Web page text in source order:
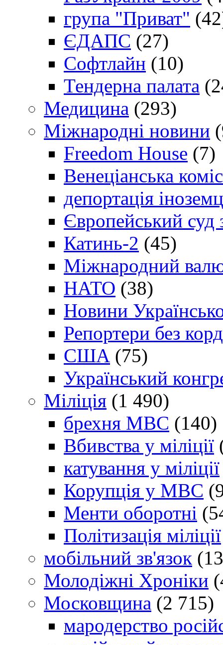
група "Приват"
ЄДАПС (27)
Софтлайн (10)
Тендерна палата
Медицина (293)
Міжнародні новини
Freedom House (7)
Венеціанська
депортація
Європейський
Катинь-2 (45)
Міжнародний
НАТО (38)
Новини
Репортери без
США (75)
Український
Міліція (1 490)
брехня МВС (140)
Вбивства у міліції
катування у міліції
Корупція у МВС
Менти оборотні
Політизація міліції
мобільний зв'язок
Молодіжні Хроніки
Московщина (2 715)
мародерство